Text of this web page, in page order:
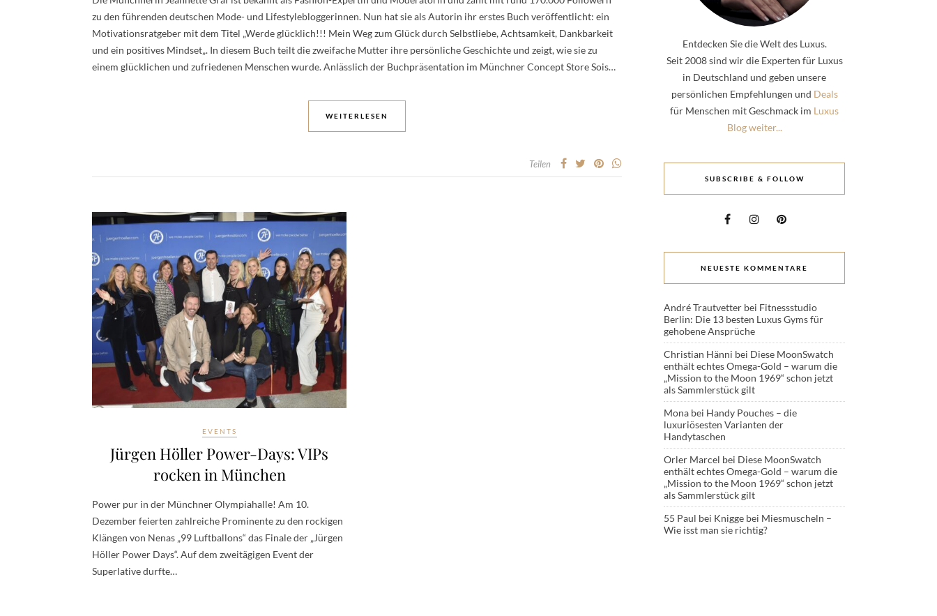
zu den führenden deutschen Mode- und Lifestylebloggerinnen. Nun hat sie als Autorin ihr erstes Buch veröffentlicht: ein
Motivationsratgeber mit dem Titel „Werde glücklich!!! Mein Weg zum Glück durch Selbstliebe, Achtsamkeit, Dankbarkeit
und ein positives Mindset„. In diesem Buch teilt die zweifache Mutter ihre persönliche Geschichte und zeigt, wie sie zu
einem glücklichen und zufriedenen Menschen wurde. Anlässlich der Buchpräsentation im Münchner Concept Store Sois…
WEITERLESEN
Teilen
EVENTS
Jürgen Höller Power-Days: VIPs
rocken in München
Power pur in der Münchner Olympiahalle! Am 10.
Dezember feierten zahlreiche Prominente zu den rockigen
Klängen von Nenas „99 Luftballons“ das Finale der „Jürgen
Höller Power Days“. Auf dem zweitägigen Event der
Superlative durfte…
Entdecken Sie die Welt des Luxus.
Seit 2008 sind wir die Experten für Luxus
in Deutschland und geben unsere
persönlichen Empfehlungen und Deals
für Menschen mit Geschmack im Luxus
Blog weiter...
SUBSCRIBE & FOLLOW
NEUESTE KOMMENTARE
André Trautvetter bei Fitnessstudio
Berlin: Die 13 besten Luxus Gyms für
gehobene Ansprüche
Christian Hänni bei Diese MoonSwatch
enthält echtes Omega-Gold – warum die
„Mission to the Moon 1969“ schon jetzt
als Sammlerstück gilt
Mona bei Handy Pouches – die
luxuriösesten Varianten der
Handytaschen
Orler Marcel bei Diese MoonSwatch
enthält echtes Omega-Gold – warum die
„Mission to the Moon 1969“ schon jetzt
als Sammlerstück gilt
55 Paul bei Knigge bei Miesmuscheln –
Wie isst man sie richtig?